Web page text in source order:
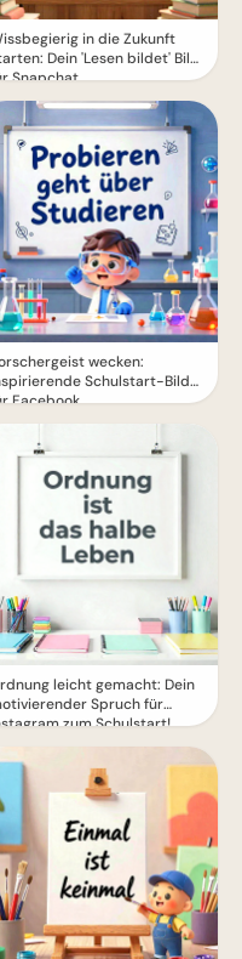
in die Zukunft
Dein 'Lesen bildet' Bild
Snapchat
wecken:
Schulstart-Bilder
Facebook
leicht gemacht: Dein
Spruch für
zum Schulstart!